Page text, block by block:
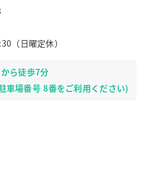
（日曜定休）
ら徒歩7分
車場番号 8番をご利用ください)